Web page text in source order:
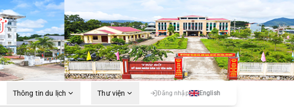
Thông tin du lịch Thư viện Đăng nhập English